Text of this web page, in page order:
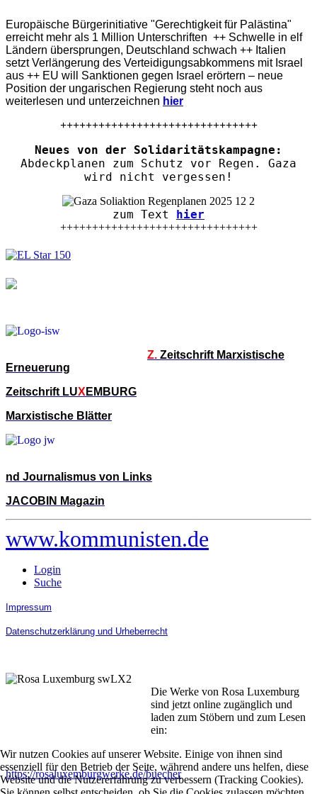
Europäische Bürgerinitiative "Gerechtigkeit für Palästina"
erreicht mehr als 1 Million Unterschriften ++ Schwelle in elf
Ländern übersprungen, Deutschland schwach ++ Italien
setzt Verlängerung des Verteidigungsabkommens mit Israel
aus ++ EU will Sanktionen gegen Israel erörtern – neue
Position der ungarischen Regierung steht noch aus
weiterlesen und unterzeichnen hier
+++++++++++++++++++++++++++++++
Neues von der Solidaritätskampagne:
Abdeckplanen zum Schutz vor Regen. Gaza
wird nicht vergessen!
zum Text hier
+++++++++++++++++++++++++++++++
Z. Zeitschrift Marxistische
Erneuerung
Zeitschrift LUX EMBURG
Marxistische Blätter
nd Journalismus von Links
JACOBIN Magazin
www.kommunisten.de
Login
Suche
Impressum
Datenschutzerklärung und Urheberrecht
Die Werke von Rosa Luxemburg
sind jetzt online zugänglich und
laden zum Stöbern und zum Lesen
ein:
https://rosaluxemburgwerke.de/buecher
Wir nutzen Cookies auf unserer Website. Einige von ihnen sind
essenziell für den Betrieb der Seite, während andere uns helfen, diese
Website und die Nutzererfahrung zu verbessern (Tracking Cookies).